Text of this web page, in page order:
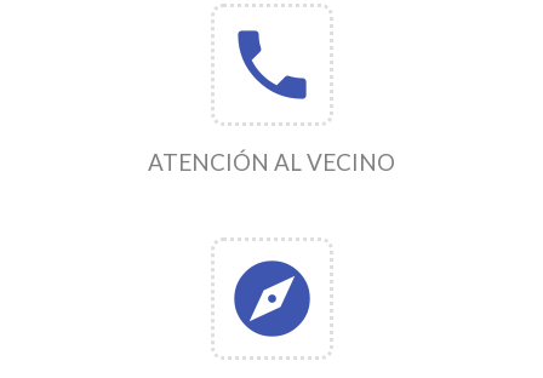
phone
ATENCIÓN AL VECINO
explore